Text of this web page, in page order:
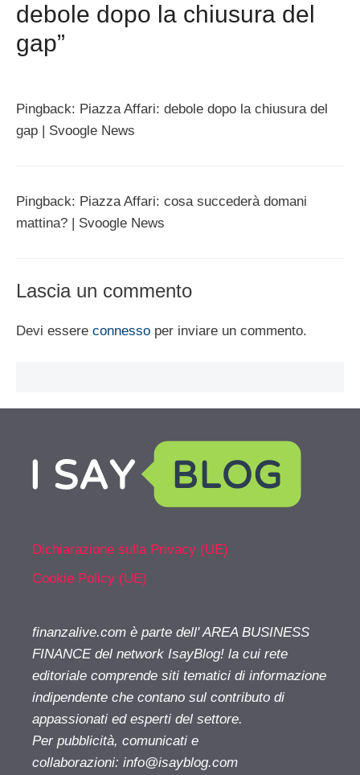
debole dopo la chiusura del
gap”
Pingback: Piazza Affari: debole dopo la chiusura del
gap | Svoogle News
Pingback: Piazza Affari: cosa succederà domani
mattina? | Svoogle News
Lascia un commento
Devi essere connesso per inviare un commento.
Dichiarazione sulla Privacy (UE)
Cookie Policy (UE)
finanzalive.com è parte dell' AREA BUSINESS
FINANCE del network IsayBlog! la cui rete
editoriale comprende siti tematici di informazione
indipendente che contano sul contributo di
appassionati ed esperti del settore.
Per pubblicità, comunicati e
collaborazioni: info@isayblog.com